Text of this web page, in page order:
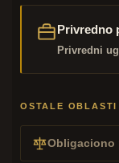
Privredno
Privredni
OSTALE
Obligaciono